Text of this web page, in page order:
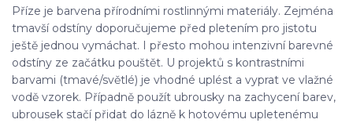
Příze je barvena přírodními rostlinnými materiály. Zejména
tmavší odstíny doporučujeme před pletením pro jistotu
ještě jednou vymáchat. I přesto mohou intenzivní barevné
odstíny ze začátku pouštět. U projektů s kontrastními
barvami (tmavé/světlé) je vhodné uplést a vyprat ve vlažné
vodě vzorek. Případně použít ubrousky na zachycení barev,
ubrousek stačí přidat do lázně k hotovému upletenému